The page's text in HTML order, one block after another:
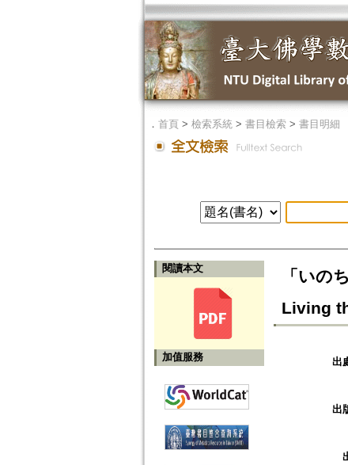
． 首頁> 檢索系統> 書目檢索> 書目明細
閱讀本文
加值服務
「いの
Living
出
出